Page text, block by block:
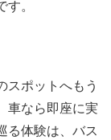
。
スポットへもう
車なら即座に実
る体験は、バス